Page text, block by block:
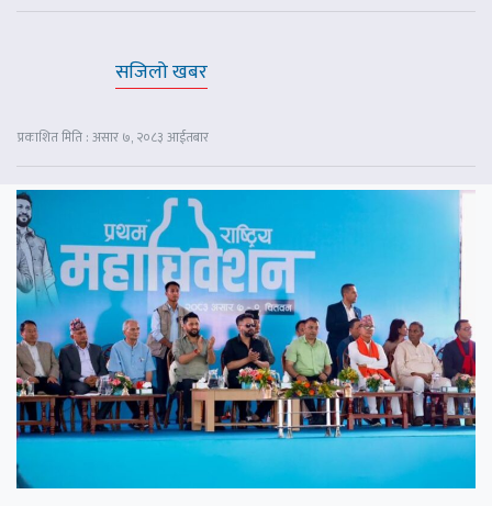
सजिलो खबर
प्रकाशित मिति : असार ७, २०८३ आईतबार